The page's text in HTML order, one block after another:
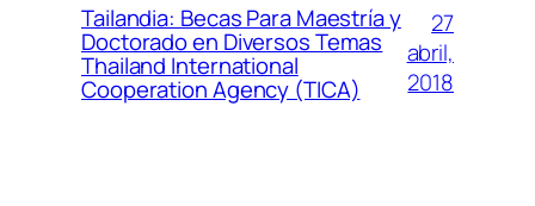
Tailandia: Becas Para Maestría y
Doctorado en Diversos Temas
Thailand International
Cooperation Agency (TICA)
27
abril,
2018